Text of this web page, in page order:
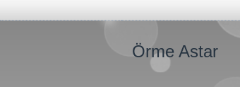
Örme Astar